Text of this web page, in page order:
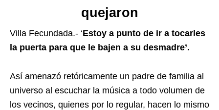
quejaron
Villa Fecundada.- ‘Estoy a punto de ir a tocarles
la puerta para que le bajen a su desmadre’.
Así amenazó retóricamente un padre de familia al
universo al escuchar la música a todo volumen de
los vecinos, quienes por lo regular, hacen lo mismo